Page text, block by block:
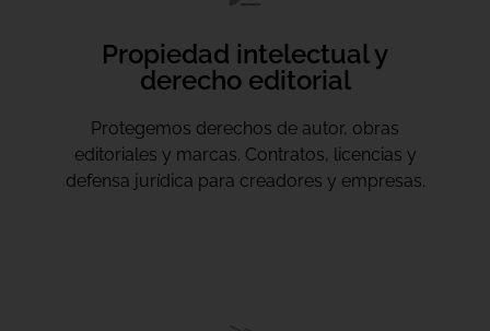
Propiedad intelectual y
derecho editorial
Protegemos derechos de autor, obras
editoriales y marcas. Contratos, licencias y
defensa jurídica para creadores y empresas.